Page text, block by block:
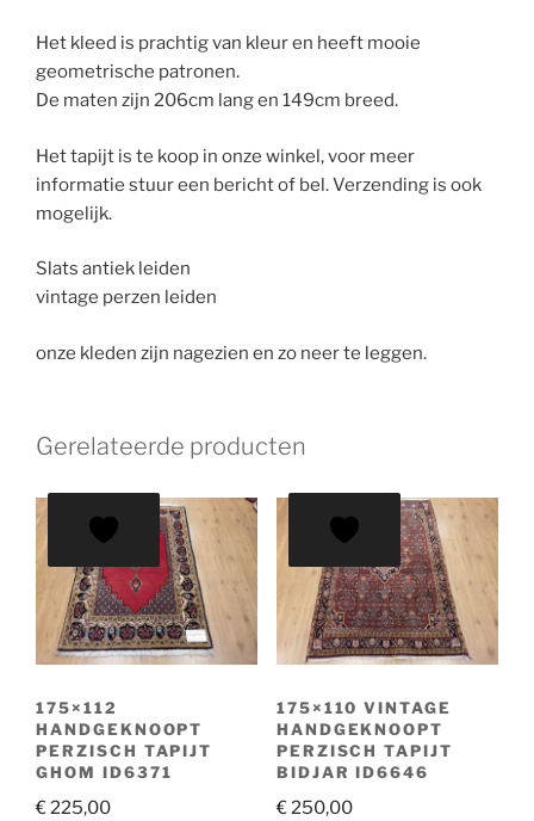
Het kleed is prachtig van kleur en heeft mooie
geometrische patronen.
De maten zijn 206cm lang en 149cm breed.
Het tapijt is te koop in onze winkel, voor meer
informatie stuur een bericht of bel. Verzending is ook
mogelijk.
Slats antiek leiden
vintage perzen leiden
onze kleden zijn nagezien en zo neer te leggen.
Gerelateerde producten
175×112
HANDGEKNOOPT
PERZISCH TAPIJT
GHOM ID6371
€225,00
175×110 VINTAGE
HANDGEKNOOPT
PERZISCH TAPIJT
BIDJAR ID6646
€250,00